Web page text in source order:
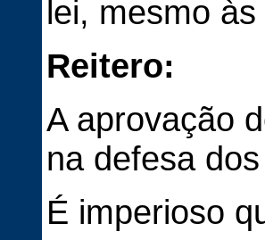
lei, mesmo
Reitero:
A aprovação
na defesa
É imperioso